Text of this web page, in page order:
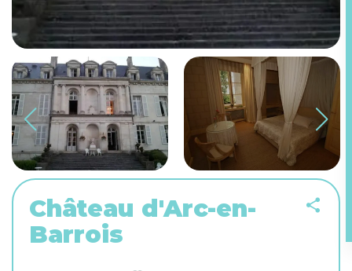
Château d'Arc-en-
Barrois